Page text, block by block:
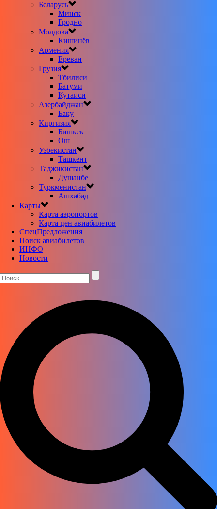
Беларусь
Минск
Гродно
Молдова
Кишинёв
Армения
Ереван
Грузия
Тбилиси
Батуми
Кутаиси
Азербайджан
Баку
Киргизия
Бишкек
Ош
Узбекистан
Ташкент
Таджикистан
Душанбе
Туркменистан
Ашхабад
Карты
Карта аэропортов
Карта цен авиабилетов
CпецПредложения
Поиск авиабилетов
ИНФО
Новости